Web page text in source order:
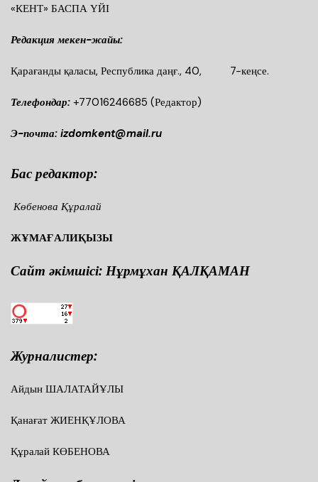
«КЕНТ» БАСПА ҮЙІ
Редакция мекен-жайы:
Қарағанды қаласы, Республика даңғ., 40, 7-кеңсе.
Телефондар: +77016246685 (Редактор)
Э-почта: izdomkent@mail.ru
Бас редактор:
Көбенова Құралай
ЖҰМАҒАЛИҚЫЗЫ
Сайт әкімшісі: Нұрмұхан ҚАЛҚАМАН
Журналистер:
Айдын ШАЛАТАЙҰЛЫ
Қанағат ЖИЕНҚҰЛОВА
Құралай КӨБЕНОВА